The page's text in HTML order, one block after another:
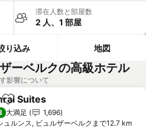
滞在人数と部屋数
2 人、1 部屋
り込み 地図
ーベルクの高級ホテル
影響について
アお気に入りに追加
Suites
大満足
1,696
ュルンス, ビュルザーベルクまで12.7 km